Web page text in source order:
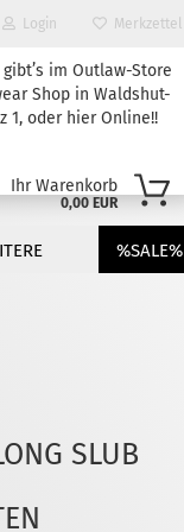
Login Merkzettel
im Outlaw-Store
Shop in Waldshut-
1, oder hier Online!!
Ihr Warenkorb
0,00 EUR
%SALE%
SLUB